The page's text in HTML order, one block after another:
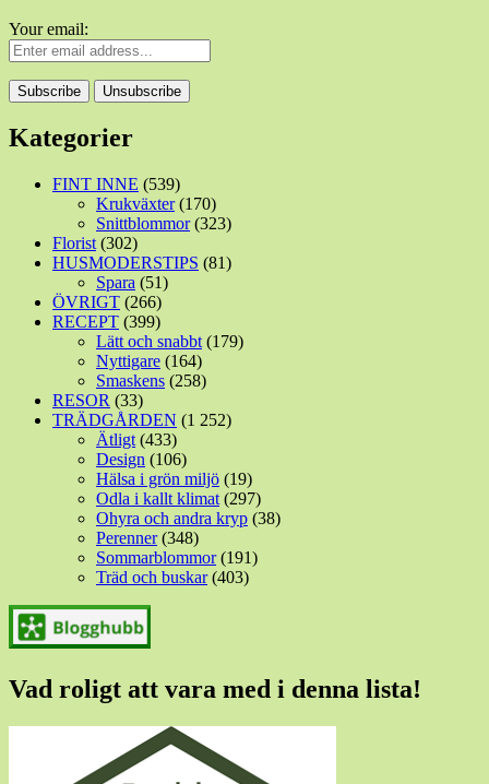
Your email:
Kategorier
FINT INNE (539)
Krukväxter(170)
Snittblommor(323)
Florist (302)
HUSMODERSTIPS (81)
Spara (51)
ÖVRIGT (266)
RECEPT (399)
Lätt och snabbt (179)
Nyttigare (164)
Smaskens (258)
RESOR (33)
TRÄDGÅRDEN (1 252)
Ätligt (433)
Design (106)
Hälsa i grön miljö (19)
Odla i kallt klimat (297)
Ohyra och andra kryp (38)
Perenner(348)
Sommarblommor(191)
Träd och buskar(403)
Vad roligt att vara med i denna lista!